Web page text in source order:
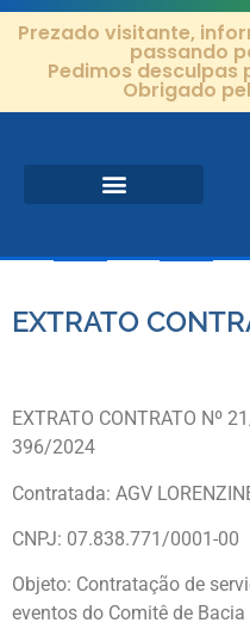
Prezado visitante,
passando
Pedimos
Obrigado
EXTRATO
EXTRATO CONTRATO Nº
396/2024
Contratada: AGV
CNPJ: 07.838.771/0001-00
Objeto: Contratação de
eventos do Comitê de